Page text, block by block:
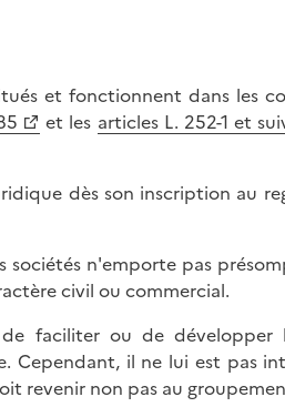
et fonctionnent dans les
et les articles L. 252-1 et
dès son inscription au
sociétés n'emporte pas
civil ou commercial.
faciliter ou de développer
Cependant, il ne lui est pas
revenir non pas au